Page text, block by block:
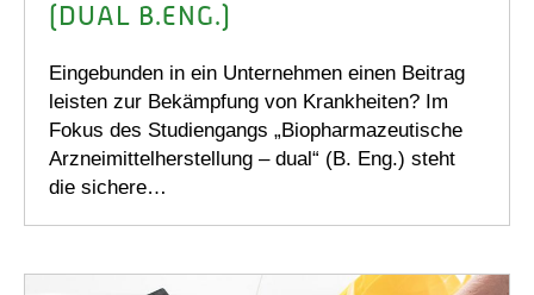
(DUAL B.ENG.)
Eingebunden in ein Unternehmen einen Beitrag
leisten zur Bekämpfung von Krankheiten? Im
Fokus des Studiengangs „Biopharmazeutische
Arzneimittelherstellung – dual“ (B. Eng.) steht
die sichere…